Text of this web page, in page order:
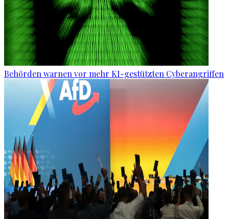
Behörden warnen vor mehr KI-gestützten Cyberangriffen